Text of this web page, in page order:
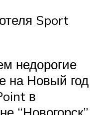
Sport
недорогие
на Новый год
в